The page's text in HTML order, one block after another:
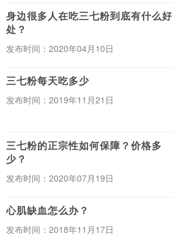
身边很多人在吃三七粉到底有什么好
处？
发布时间：2020年04月10日
三七粉每天吃多少
发布时间：2019年11月21日
三七粉的正宗性如何保障？价格多
少？
发布时间：2020年07月19日
心肌缺血怎么办？
发布时间：2018年11月17日